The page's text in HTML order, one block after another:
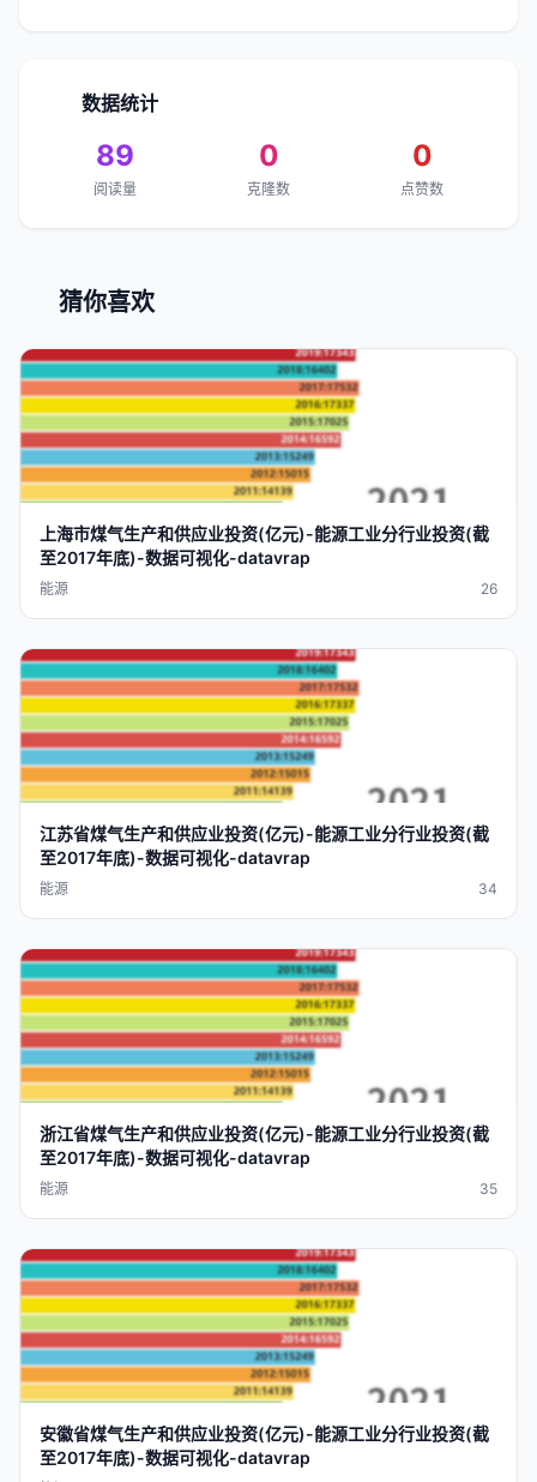
数据统计
89
阅读量
0
克隆数
0
点赞数
猜你喜欢
上海市煤气生产和供应业投资(亿元)-能源工业分行业投资(截
至2017年底)-数据可视化-datavrap
能源 26
江苏省煤气生产和供应业投资(亿元)-能源工业分行业投资(截
至2017年底)-数据可视化-datavrap
能源 34
浙江省煤气生产和供应业投资(亿元)-能源工业分行业投资(截
至2017年底)-数据可视化-datavrap
能源 35
安徽省煤气生产和供应业投资(亿元)-能源工业分行业投资(截
至2017年底)-数据可视化-datavrap